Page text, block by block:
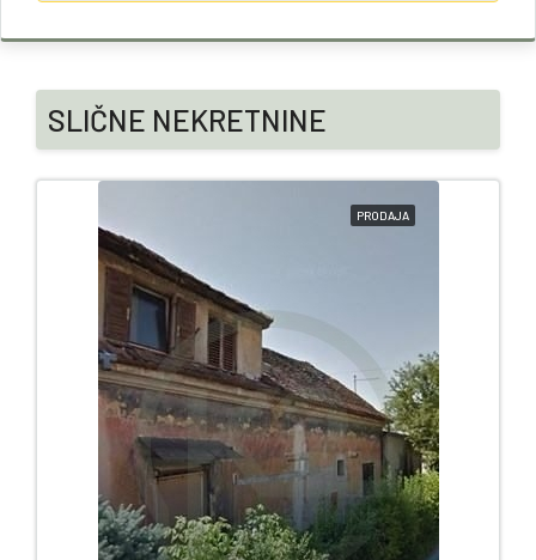
SLIČNE NEKRETNINE
PRODAJA